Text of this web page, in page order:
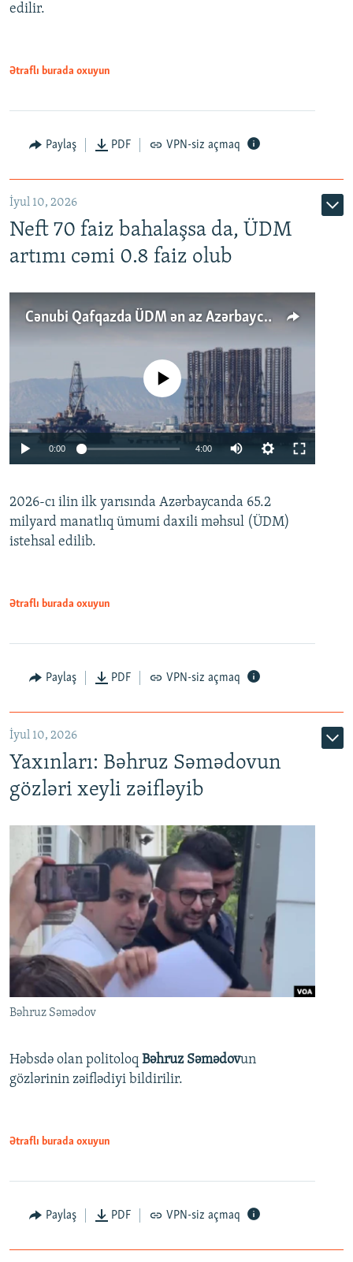
edilir.
Ətraflı burada oxuyun
Paylaş PDF VPN-siz açmaq
İyul 10, 2026
Neft 70 faiz bahalaşsa da, ÜDM
artımı cəmi 0.8 faiz olub
Cənubi Qafqazda ÜDM ən az Azərbaycanda artır: Qonşuları niyə Bakını qabaqlaya bilir?
Auto 240p 360p 480p
No media source currently available
0:00 4:00
360p
480p
2026-cı ilin ilk yarısında Azərbaycanda 65.2
milyard manatlıq ümumi daxili məhsul (ÜDM)
istehsal edilib.
Ətraflı burada oxuyun
Paylaş PDF VPN-siz açmaq
İyul 10, 2026
Yaxınları: Bəhruz Səmədovun
gözləri xeyli zəifləyib
Bəhruz Səmədov
Həbsdə olan politoloq Bəhruz Səmədovun
gözlərinin zəiflədiyi bildirilir.
Ətraflı burada oxuyun
Paylaş PDF VPN-siz açmaq